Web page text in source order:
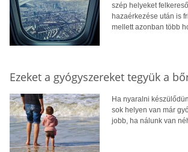
szép helyeket
hazaérkezése után is
mellett azonban több
Ezeket a gyógyszereket tegyük a
Ha nyaralni
sok helyen van már
jobb, ha nálunk van